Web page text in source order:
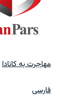
مهاجرت به کانادا
فارسی